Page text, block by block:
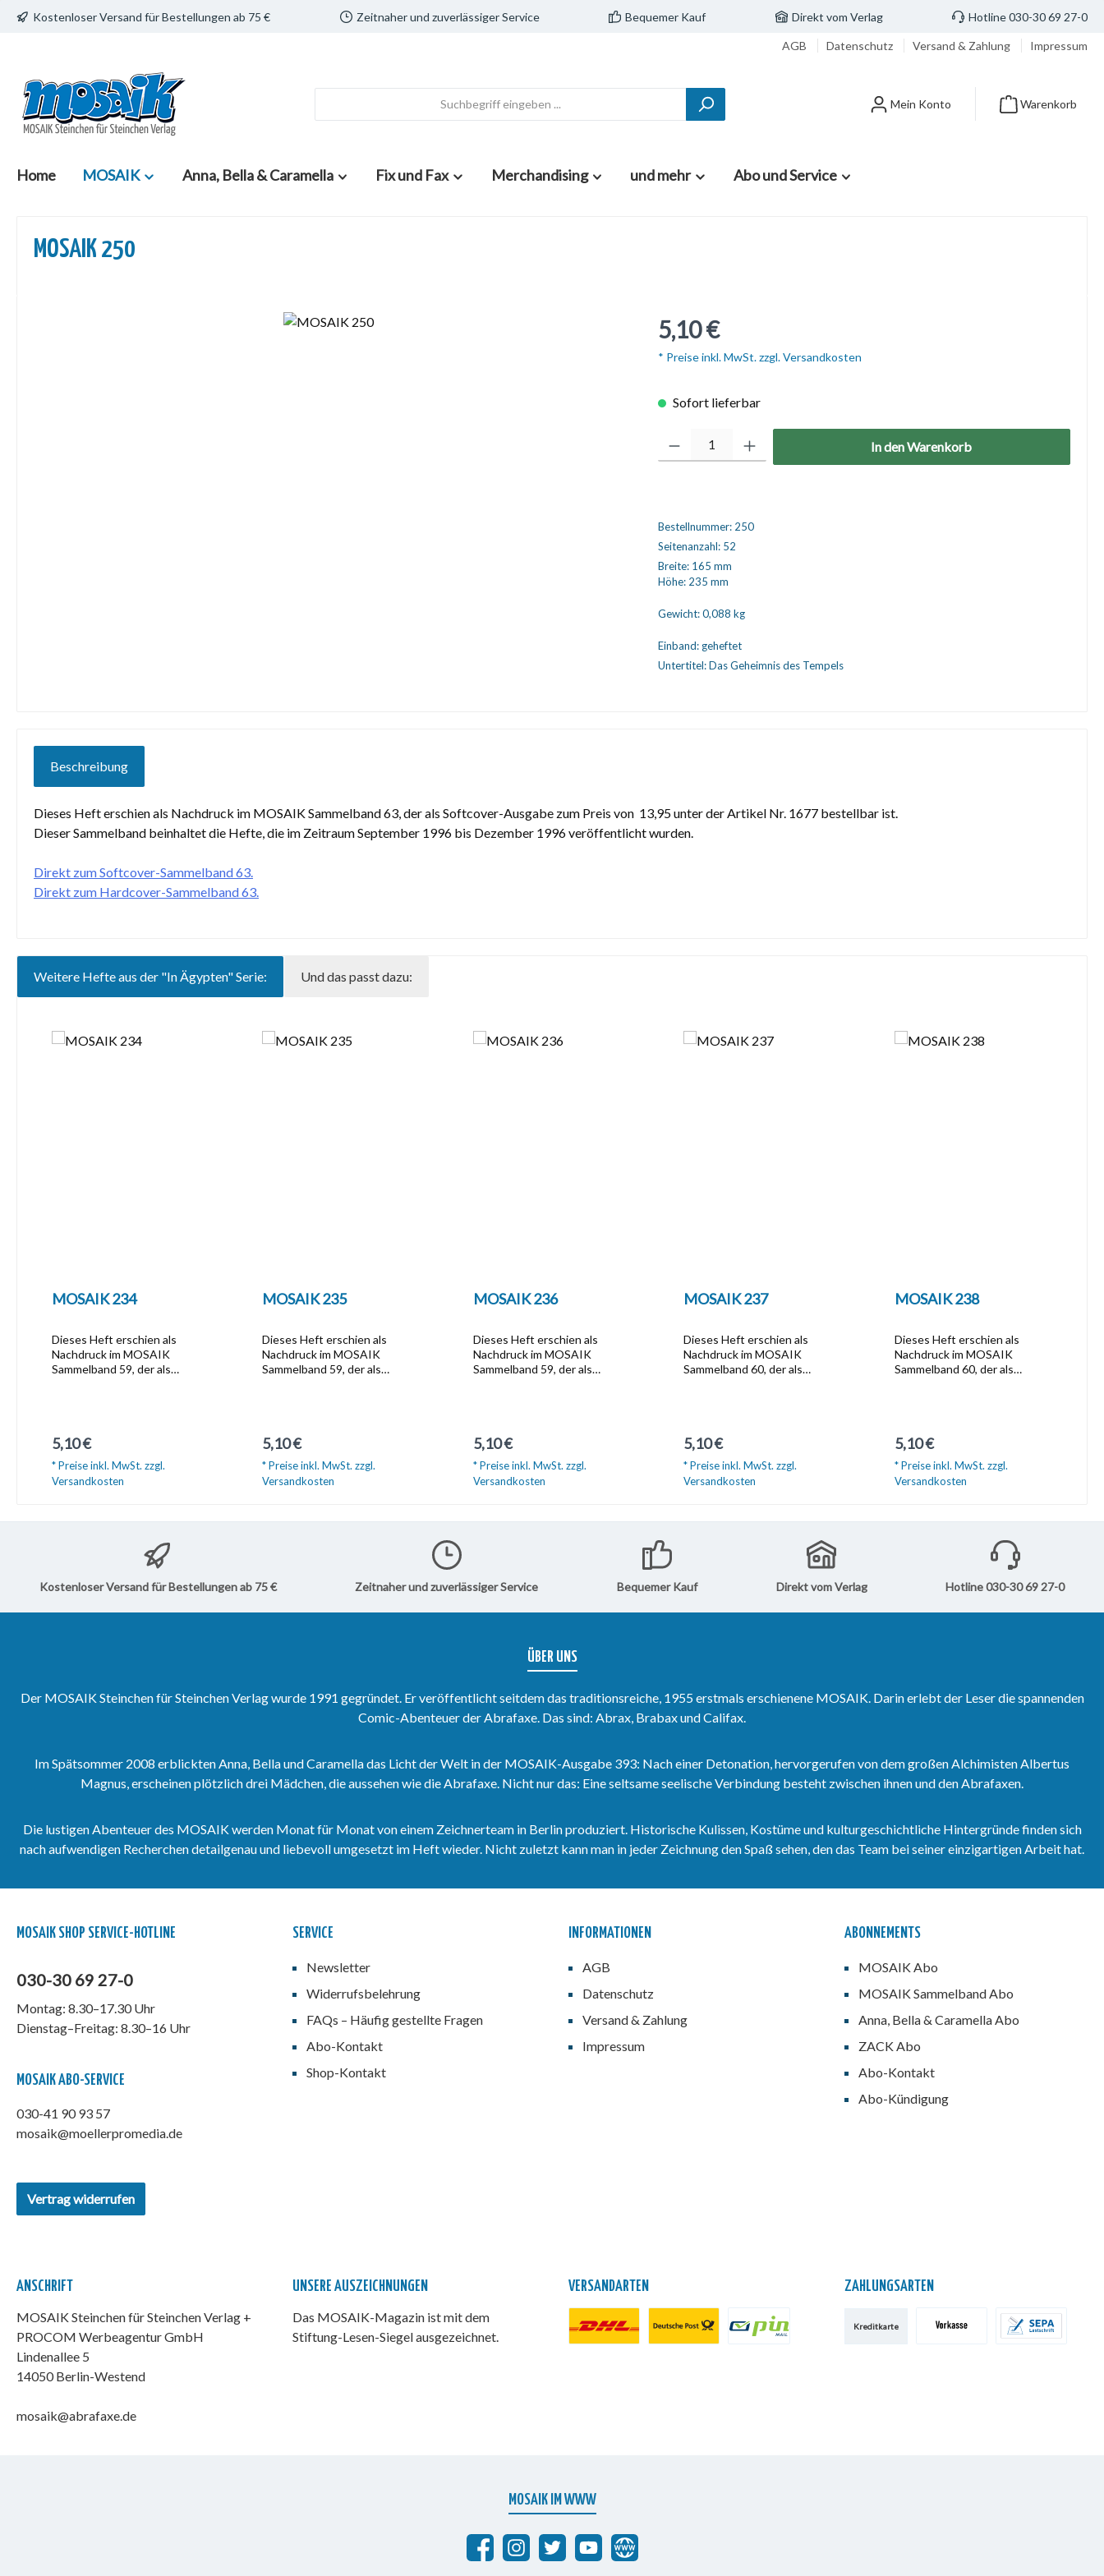
Hauptinhalt springen
Zur Suche springen
Zur Hauptnavigation springen
Kostenloser Versand für Bestellungen ab 75 € Zeitnaher und zuverlässiger Service Bequemer Kauf Direkt vom Verlag Hotline 030-30 69 27-0
AGB Datenschutz Versand & Zahlung Impressum
Mein Konto Warenkorb
Home MOSAIK Anna, Bella & Caramella Fix und Fax Merchandising und mehr Abo und Service
MOSAIK 250
5,10 €
* Preise inkl. MwSt. zzgl. Versandkosten
Sofort lieferbar
In den Warenkorb
Bestellnummer: 250
Seitenanzahl: 52
Breite: 165 mm
Höhe: 235 mm
Gewicht:0,088 kg
Einband: geheftet
Untertitel:Das Geheimnis des Tempels
Beschreibung
Dieses Heft erschien als Nachdruck im MOSAIK Sammelband 63, der als Softcover-Ausgabe zum Preis von  13,95 unter der Artikel Nr. 1677 bestellbar ist.
Dieser Sammelband beinhaltet die Hefte, die im Zeitraum September 1996 bis Dezember 1996 veröffentlicht wurden.
Direkt zum Softcover-Sammelband 63.
Direkt zum Hardcover-Sammelband 63.
Weitere Hefte aus der "In Ägypten" Serie: Und das passt dazu:
MOSAIK 234
Dieses Heft erschien als
Nachdruck im MOSAIK
Sammelband 59, der als
Hefte, die im Zeitraum Mai
veröffentlicht wurden.Direkt
zum Softcover-Sammelband
Regulärer Preis:
5,10 €
* Preise inkl. MwSt. zzgl.
Versandkosten
MOSAIK 235
Dieses Heft erschien als
Nachdruck im MOSAIK
Sammelband 59, der als
Hefte, die im Zeitraum Mai
veröffentlicht wurden.Direkt
zum Softcover-Sammelband
Regulärer Preis:
5,10 €
* Preise inkl. MwSt. zzgl.
Versandkosten
MOSAIK 236
Dieses Heft erschien als
Nachdruck im MOSAIK
Sammelband 59, der als
Hefte, die im Zeitraum Mai
veröffentlicht wurden.Direkt
zum Softcover-Sammelband
Regulärer Preis:
5,10 €
* Preise inkl. MwSt. zzgl.
Versandkosten
MOSAIK 237
Dieses Heft erschien als
Nachdruck im MOSAIK
Sammelband 60, der als
Hefte, die im Zeitraum
Dezember 1995 veröffentlicht
wurden.Direkt zum Softcover-
Regulärer Preis:
5,10 €
* Preise inkl. MwSt. zzgl.
Versandkosten
MOSAIK 238
Dieses Heft erschien als
Nachdruck im MOSAIK
Sammelband 60, der als
Hefte, die im Zeitraum
Dezember 1995 veröffentlicht
wurden.Direkt zum Softcover-
Regulärer Preis:
5,10 €
* Preise inkl. MwSt. zzgl.
Versandkosten
Kostenloser Versand für Bestellungen ab 75 € Zeitnaher und zuverlässiger Service Bequemer Kauf Direkt vom Verlag Hotline 030-30 69 27-0
ÜBER UNS
Der MOSAIK Steinchen für Steinchen Verlag wurde 1991 gegründet. Er veröffentlicht seitdem das traditionsreiche, 1955 erstmals erschienene MOSAIK. Darin erlebt der Leser die spannenden
Comic-Abenteuer der Abrafaxe. Das sind: Abrax, Brabax und Califax.
Im Spätsommer 2008 erblickten Anna, Bella und Caramella das Licht der Welt in der MOSAIK-Ausgabe 393: Nach einer Detonation, hervorgerufen von dem großen Alchimisten Albertus
Magnus, erscheinen plötzlich drei Mädchen, die aussehen wie die Abrafaxe. Nicht nur das: Eine seltsame seelische Verbindung besteht zwischen ihnen und den Abrafaxen.
Die lustigen Abenteuer des MOSAIK werden Monat für Monat von einem Zeichnerteam in Berlin produziert. Historische Kulissen, Kostüme und kulturgeschichtliche Hintergründe finden sich
nach aufwendigen Recherchen detailgenau und liebevoll umgesetzt im Heft wieder. Nicht zuletzt kann man in jeder Zeichnung den Spaß sehen, den das Team bei seiner einzigartigen Arbeit hat.
MOSAIK SHOP SERVICE-HOTLINE
030-30 69 27-0
Montag: 8.30–17.30 Uhr
Dienstag–Freitag: 8.30–16 Uhr
MOSAIK ABO-SERVICE
030-41 90 93 57
mosaik@moellerpromedia.de
Vertrag widerrufen
SERVICE
Newsletter
Widerrufsbelehrung
FAQs – Häufig gestellte Fragen
Abo-Kontakt
Shop-Kontakt
INFORMATIONEN
AGB
Datenschutz
Versand & Zahlung
Impressum
ABONNEMENTS
MOSAIK Abo
MOSAIK Sammelband Abo
Anna, Bella & Caramella Abo
ZACK Abo
Abo-Kontakt
Abo-Kündigung
ANSCHRIFT
MOSAIK Steinchen für Steinchen Verlag +
PROCOM Werbeagentur GmbH
Lindenallee 5
14050 Berlin-Westend
mosaik@abrafaxe.de
UNSERE AUSZEICHNUNGEN
Das MOSAIK-Magazin ist mit dem
Stiftung-Lesen-Siegel ausgezeichnet.
VERSANDARTEN ZAHLUNGSARTEN
Kreditkarte
MOSAIK IM WWW
Abrafaxe auf Facebook
MOSAIK auf Instagram
MOSAIK auf Twitter
MOSAIK auf YouTube
abrafaxe.com